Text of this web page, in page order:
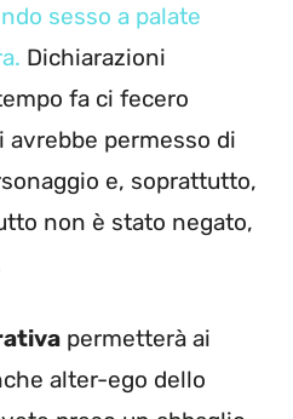
sesso a palate
Dichiarazioni
fa ci fecero
avrebbe permesso di
e, soprattutto,
non è stato negato,
permetterà ai
alter-ego dello